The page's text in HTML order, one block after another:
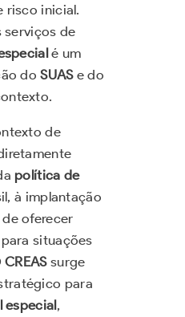
risco inicial.
serviços de
é um
doSUASe do
de
política de
à implantação
oferecer
situações
CREASsurge
para
especial,